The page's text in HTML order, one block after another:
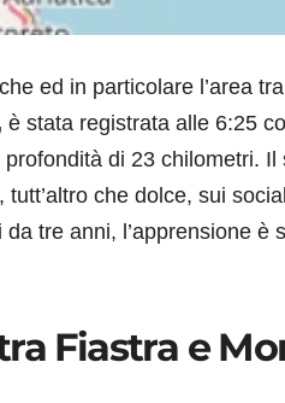
ed in particolare l’area
è stata registrata alle 6:25
di 23 chilometri.
che dolce, sui
da tre anni, l’apprensione è
Fiastra e